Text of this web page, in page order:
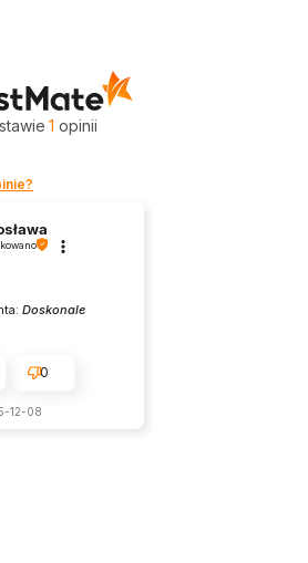
1 opinii
Doskonale
0
12-08